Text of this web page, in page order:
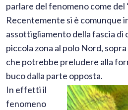
parlare del fenomeno come del
Recentemente si è comunque
assottigliamento della fascia di
piccola zona al polo Nord,
che potrebbe preludere alla
buco dalla parte opposta.
In effetti il
fenomeno